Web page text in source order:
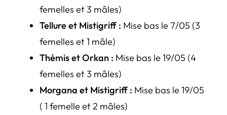
femelles et 3 mâles)
Tellure et Mistigriff : Mise bas le 7/05 (3
femelles et 1 mâle)
Thémis et Orkan : Mise bas le 19/05 (4
femelles et 3 mâles)
Morgana et Mistigriff : Mise bas le 19/05
( 1 femelle et 2 mâles)